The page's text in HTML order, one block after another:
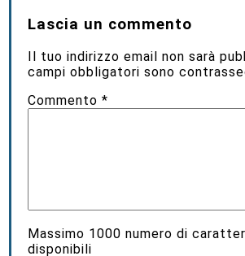
Lascia un commento
Il tuo indirizzo email non sarà
campi obbligatori sono
Commento*
Massimo 1000 numero di
disponibili